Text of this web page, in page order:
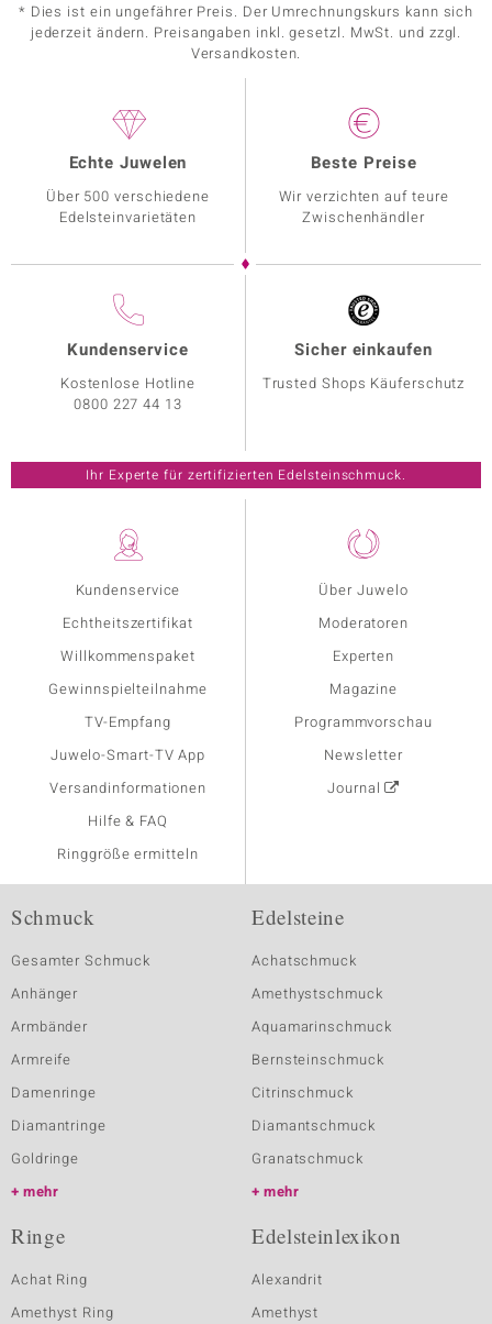
* Dies ist ein ungefährer Preis. Der Umrechnungskurs kann sich
jederzeit ändern. Preisangaben inkl. gesetzl. MwSt. und zzgl.
Versandkosten.
Kundenservice
Echtheitszertifikat
Willkommenspaket
Gewinnspielteilnahme
TV-Empfang
Juwelo-Smart-TV App
Versandinformationen
Hilfe & FAQ
Ringgröße ermitteln
Über Juwelo
Moderatoren
Experten
Magazine
Programmvorschau
Newsletter
Journal
Echte Juwelen
Über 500 verschiedene
Edelsteinvarietäten
Beste Preise
Wir verzichten auf teure
Zwischenhändler
Kundenservice
Kostenlose Hotline
0800 227 44 13
Sicher einkaufen
Trusted Shops Käuferschutz
Ihr Experte für zertifizierten Edelsteinschmuck.
Schmuck
Gesamter Schmuck
Anhänger
Armbänder
Armreife
Damenringe
Diamantringe
Goldringe
mehr
Edelsteine
Achatschmuck
Amethystschmuck
Aquamarinschmuck
Bernsteinschmuck
Citrinschmuck
Diamantschmuck
Granatschmuck
mehr
Ringe
Achat Ring
Amethyst Ring
Edelsteinlexikon
Alexandrit
Amethyst